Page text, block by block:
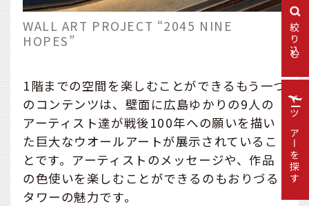
絞り込む
WALL ART PROJECT “2045 NINE
HOPES”
1階までの空間を楽しむことができるもう一つ
のコンテンツは、壁面に広島ゆかりの9人の
アーティスト達が戦後100年への願いを描い
た巨大なウオールアートが展示されているこ
とです。アーティストのメッセージや、作品
の色使いを楽しむことができるのもおりづる
タワーの魅力です。
ツアーを探す